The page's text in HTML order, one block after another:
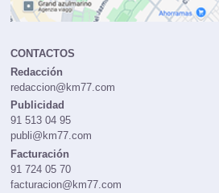
CONTACTOS
Redacción
redaccion@km77.com
Publicidad
91 513 04 95
publi@km77.com
Facturación
91 724 05 70
facturacion@km77.com